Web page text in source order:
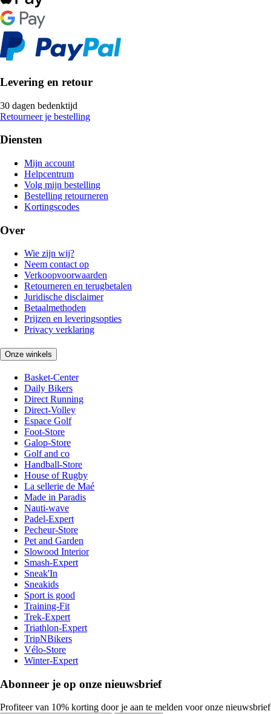
Levering en retour
30 dagen bedenktijd
Retourneer je bestelling
Diensten
Mijn account
Helpcentrum
Volg mijn bestelling
Bestelling retourneren
Kortingscodes
Over
Wie zijn wij?
Neem contact op
Verkoopvoorwaarden
Retourneren en terugbetalen
Juridische disclaimer
Betaalmethoden
Prijzen en leveringsopties
Privacy verklaring
Onze winkels
Basket-Center
Daily Bikers
Direct Running
Direct-Volley
Espace Golf
Foot-Store
Galop-Store
Golf and co
Handball-Store
House of Rugby
La sellerie de Maé
Made in Paradis
Nauti-wave
Padel-Expert
Pecheur-Store
Pet and Garden
Slowood Interior
Smash-Expert
Sneak'In
Sneakids
Sport is good
Training-Fit
Trek-Expert
Triathlon-Expert
TripNBikers
Vélo-Store
Winter-Expert
Abonneer je op onze nieuwsbrief
Profiteer van 10% korting door je aan te melden voor onze nieuwsbrief